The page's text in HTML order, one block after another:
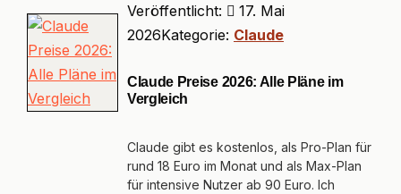
Veröffentlicht:
17. Mai
2026Kategorie: Claude
Claude Preise 2026: Alle Pläne im
Vergleich
Claude gibt es kostenlos, als Pro-Plan für
rund 18 Euro im Monat und als Max-Plan
für intensive Nutzer ab 90 Euro. Ich